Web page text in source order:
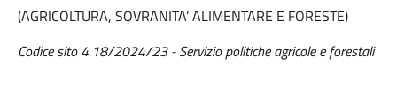
(AGRICOLTURA, SOVRANITA’ ALIMENTARE E FORESTE)
Codice sito 4.18/2024/23 - Servizio politiche agricole e forestali